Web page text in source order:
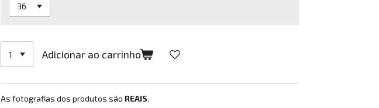
Adicionar ao carrinho
As fotografias dos produtos são REAIS.